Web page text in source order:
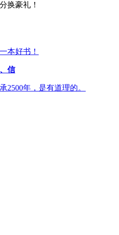
换豪礼！
本好书！
信
2500年，是有道理的。